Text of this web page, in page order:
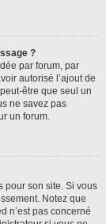
?
par forum, par
autorisé l’ajout de
être que seul un
ne savez pas
un forum.
pour son site. Si vous
Notez que
n’est pas concerné